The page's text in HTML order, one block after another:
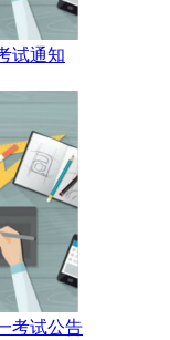
试通知
考试公告